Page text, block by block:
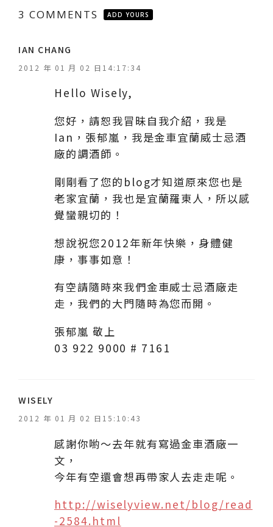
3 COMMENTS ADD YOURS
IAN CHANG
示
2012 年 01 月 02 日14:17:34
Hello Wisely,
您好，請恕我冒昧自我介紹，我是
Ian，張郁嵐，我是金車宜蘭威士忌酒
廠的調酒師。
剛剛看了您的blog才知道原來您也是
老家宜蘭，我也是宜蘭羅東人，所以感
覺蠻親切的！
想說祝您2012年新年快樂，身體健
康，事事如意！
有空請隨時來我們金車威士忌酒廠走
走，我們的大門隨時為您而開。
張郁嵐 敬上
03 922 9000 # 7161
WISELY
示
2012 年 01 月 02 日15:10:43
感謝你喲～去年就有寫過金車酒廠一
文，
今年有空還會想再帶家人去走走呢。
http://wiselyview.net/blog/read
-2584.html